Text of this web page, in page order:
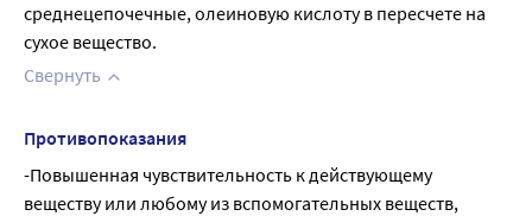
среднецепочечные, олеиновую кислоту в пересчете на
сухое вещество.
Свернуть
Противопоказания
-Повышенная чувствительность к действующему
веществу или любому из вспомогательных веществ,